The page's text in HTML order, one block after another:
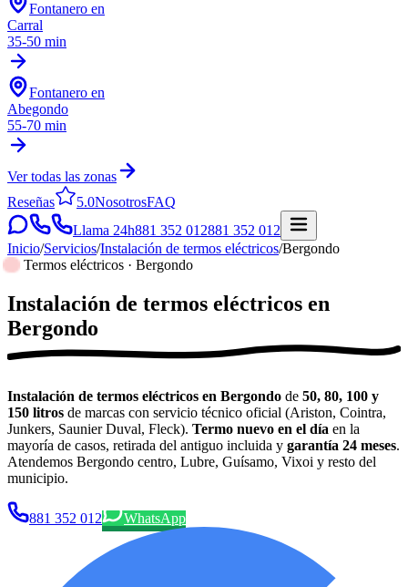
Fontanero en
Carral
35-50 min
Fontanero en
Abegondo
55-70 min
Ver todas las zonas
Reseñas
5.0NosotrosFAQ
Llama 24h881 352 012881 352 012
Inicio/Servicios/Instalación de termos eléctricos/Bergondo
Termos eléctricos · Bergondo
Instalación de termos eléctricos en
Bergondo
Instalación de termos eléctricos en Bergondo de 50, 80, 100 y
150 litros de marcas con servicio técnico oficial (Ariston, Cointra,
Junkers, Saunier Duval, Fleck). Termo nuevo en el día en la
mayoría de casos, retirada del antiguo incluida y garantía 24 meses.
Atendemos Bergondo centro, Lubre, Guísamo, Vixoi y resto del
municipio.
881 352 012 WhatsApp